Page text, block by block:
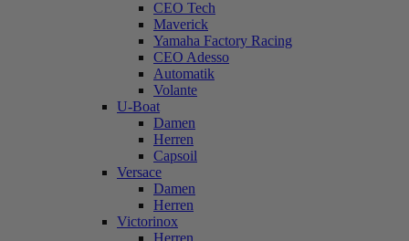
CEO Tech
Maverick
Yamaha Factory Racing
CEO Adesso
Automatik
Volante
U-Boat
Damen
Herren
Capsoil
Versace
Damen
Herren
Victorinox
Herren